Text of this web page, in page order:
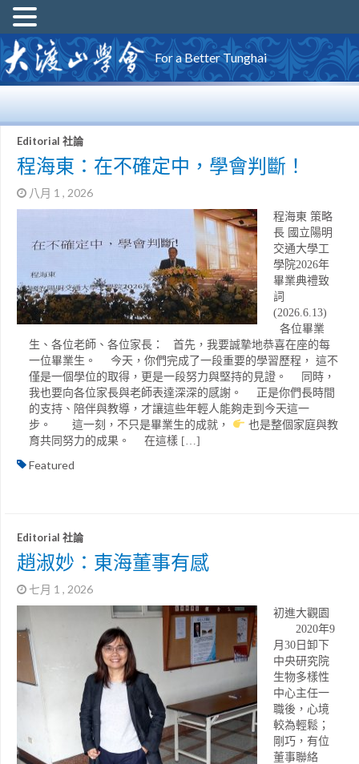
For a Better Tunghai
Editorial 社論
程海東：在不確定中，學會判斷！
八月 1 , 2026
程海東 策略
長 國立陽明
交通大學工
學院2026年
畢業典禮致
詞
(2026.6.13)
各位畢業
生、各位老師、各位家長： 首先，我要誠摯地恭喜在座的每
一位畢業生。 今天，你們完成了一段重要的學習歷程， 這不
僅是一個學位的取得，更是一段努力與堅持的見證。 同時，
我也要向各位家長與老師表達深深的感謝。 正是你們長時間
的支持、陪伴與教導，才讓這些年輕人能夠走到今天這一
步。 這一刻，不只是畢業生的成就，
也是整個家庭與教
育共同努力的成果。 在這樣 […]
Featured
Editorial 社論
趙淑妙：東海董事有感
七月 1 , 2026
初進大觀園
2020年9
月30日卸下
中央研究院
生物多樣性
中心主任一
職後，心境
較為輕鬆；
剛巧，有位
董事聯絡